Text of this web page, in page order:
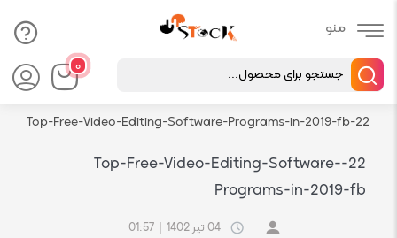
۰
Products
search
فروشگاه اچ استوک بازار انلاین تجهیزات کامپیوتر استوک
رسانه
22-Top-Free-Video-Editing-Software-Programs-in-2019-fb
22-Top-Free-Video-Editing-Software-
Programs-in-2019-fb
04 تیر 1402 01:57